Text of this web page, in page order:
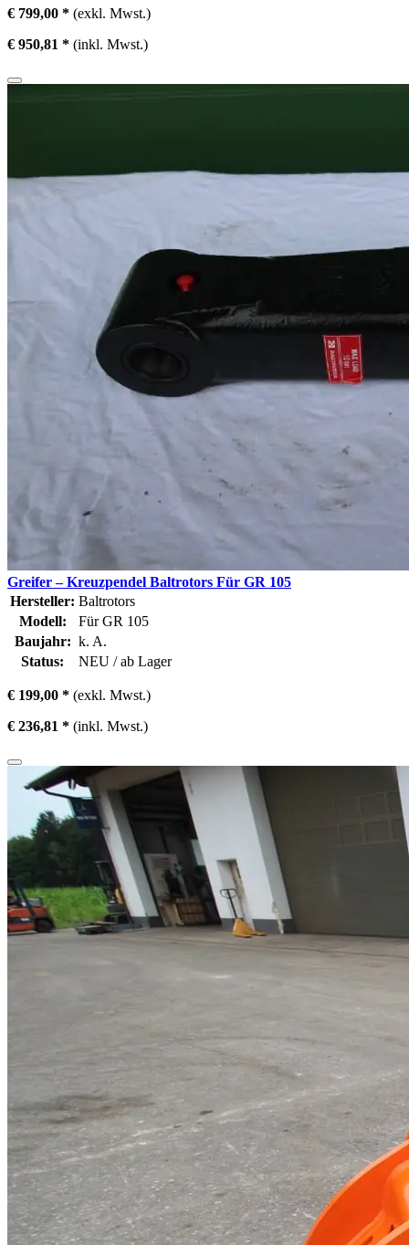
€ 799,00 * (exkl. Mwst.)
€ 950,81 * (inkl. Mwst.)
Greifer – Kreuzpendel Baltrotors Für GR 105
Hersteller: Baltrotors
Modell:
Für GR 105
Baujahr: k. A.
Status:
NEU / ab Lager
€ 199,00 * (exkl. Mwst.)
€ 236,81 * (inkl. Mwst.)